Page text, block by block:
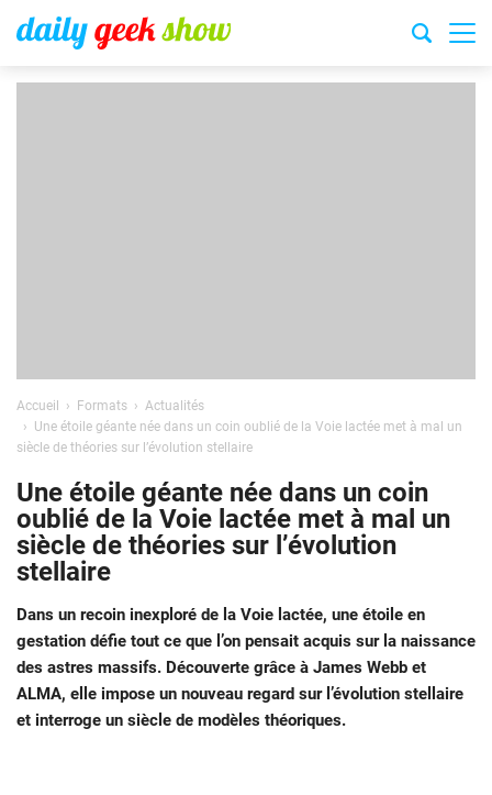
Accueil Formats
Actualités
Une étoile géante née dans un coin oublié de la Voie lactée met à mal un
siècle de théories sur l’évolution stellaire
Une étoile géante née dans un coin
oublié de la Voie lactée met à mal un
siècle de théories sur l’évolution
stellaire
Dans un recoin inexploré de la Voie lactée, une étoile en
gestation défie tout ce que l’on pensait acquis sur la naissance
des astres massifs. Découverte grâce à James Webb et
ALMA, elle impose un nouveau regard sur l’évolution stellaire
et interroge un siècle de modèles théoriques.